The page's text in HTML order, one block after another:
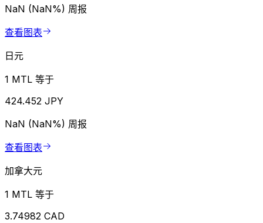
NaN (NaN%) 周报
查看图表
日元
1 MTL 等于
424.452 JPY
NaN (NaN%) 周报
查看图表
加拿大元
1 MTL 等于
3.74982 CAD